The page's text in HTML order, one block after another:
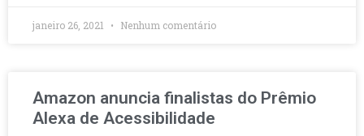
janeiro 26, 2021 Nenhum comentário
Amazon anuncia finalistas do Prêmio
Alexa de Acessibilidade